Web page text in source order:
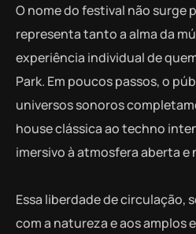
O nome do festival não surge
representa tanto a alma da
experiência individual de
Park. Em poucos passos, o
universos sonoros
house clássica ao techno
imersivo à atmosfera aberta
Essa liberdade de circulação,
com a natureza e aos amplos